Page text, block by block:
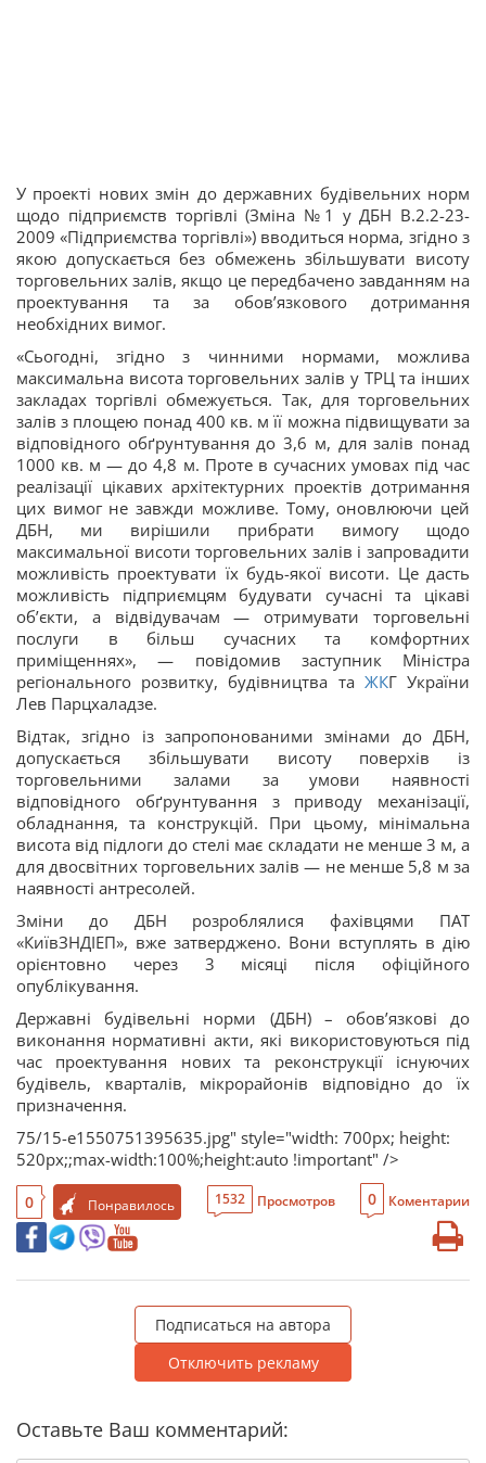
У проекті нових змін до державних будівельних норм
щодо підприємств торгівлі (Зміна №1 у ДБН В.2.2-23-
2009 «Підприємства торгівлі») вводиться норма, згідно з
якою допускається без обмежень збільшувати висоту
торговельних залів, якщо це передбачено завданням на
проектування та за обов’язкового дотримання
необхідних вимог.
«Сьогодні, згідно з чинними нормами, можлива
максимальна висота торговельних залів у ТРЦ та інших
закладах торгівлі обмежується. Так, для торговельних
залів з площею понад 400 кв. м її можна підвищувати за
відповідного обґрунтування до 3,6 м, для залів понад
1000 кв. м — до 4,8 м. Проте в сучасних умовах під час
реалізації цікавих архітектурних проектів дотримання
цих вимог не завжди можливе. Тому, оновлюючи цей
ДБН, ми вирішили прибрати вимогу щодо
максимальної висоти торговельних залів і запровадити
можливість проектувати їх будь-якої висоти. Це дасть
можливість підприємцям будувати сучасні та цікаві
об’єкти, а відвідувачам — отримувати торговельні
послуги в більш сучасних та комфортних
приміщеннях», — повідомив заступник Міністра
регіонального розвитку, будівництва та ЖКГ України
Лев Парцхаладзе.
Відтак, згідно із запропонованими змінами до ДБН,
допускається збільшувати висоту поверхів із
торговельними залами за умови наявності
відповідного обґрунтування з приводу механізації,
обладнання, та конструкцій. При цьому, мінімальна
висота від підлоги до стелі має складати не менше 3 м, а
для двосвітних торговельних залів — не менше 5,8 м за
наявності антресолей.
Зміни до ДБН розроблялися фахівцями ПАТ
«КиївЗНДІЕП», вже затверджено. Вони вступлять в дію
орієнтовно через 3 місяці після офіційного
опублікування.
Державні будівельні норми (ДБН) – обов’язкові до
виконання нормативні акти, які використовуються під
час проектування нових та реконструкції існуючих
будівель, кварталів, мікрорайонів відповідно до їх
призначення.
75/15-e1550751395635.jpg" style="width: 700px; height:
520px;;max-width:100%;height:auto !important" />
0 Понравилось 1532 Просмотров 0 Коментарии
Подписаться на автора
Отключить рекламу
Оставьте Ваш комментарий: